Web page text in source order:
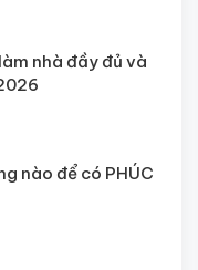
nhà đầy đủ và
nào để có PHÚC